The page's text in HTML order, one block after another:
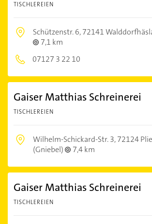
TISCHLEREIEN
Schützenstr. 6,72141
7,1 km
07127 3 22 10
Gaiser Matthias Schreinerei
TISCHLEREIEN
Wilhelm-Schickard-Str. 3,72124
(Gniebel)
7,4 km
Gaiser Matthias Schreinerei
TISCHLEREIEN